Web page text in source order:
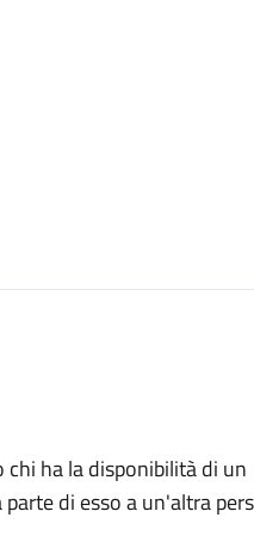
ha la disponibilità di un
di esso a un'altra